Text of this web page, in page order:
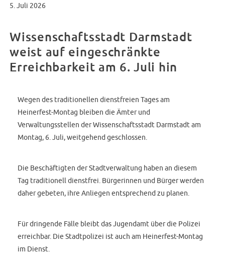
5. Juli 2026
Wissenschaftsstadt Darmstadt
weist auf eingeschränkte
Erreichbarkeit am 6. Juli hin
Wegen des traditionellen dienstfreien Tages am
Heinerfest-Montag bleiben die Ämter und
Verwaltungsstellen der Wissenschaftsstadt Darmstadt am
Montag, 6. Juli, weitgehend geschlossen.
Die Beschäftigten der Stadtverwaltung haben an diesem
Tag traditionell dienstfrei. Bürgerinnen und Bürger werden
daher gebeten, ihre Anliegen entsprechend zu planen.
Für dringende Fälle bleibt das Jugendamt über die Polizei
erreichbar. Die Stadtpolizei ist auch am Heinerfest-Montag
im Dienst.